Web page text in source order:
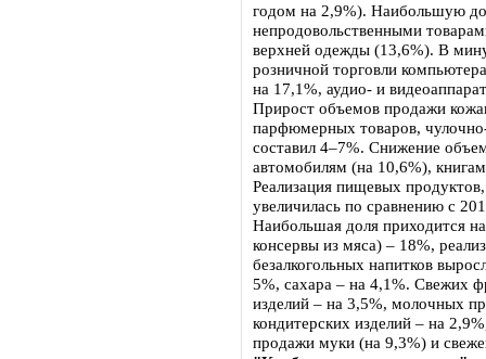
годом на 2,9%). Наибольшую
непродовольственными
верхней одежды (13,6%). В
розничной торговли
на 17,1%, аудио- и
Прирост объемов продажи
парфюмерных товаров,
составил 4–7%. Снижение
автомобилям (на 10,6%),
Реализация пищевых
увеличилась по сравнению с
Наибольшая доля приходится
консервы из мяса) – 18%,
безалкогольных напитков
5%, сахара – на 4,1%. Свежих
изделий – на 3,5%, молочных
кондитерских изделий – на
продажи муки (на 9,3%) и